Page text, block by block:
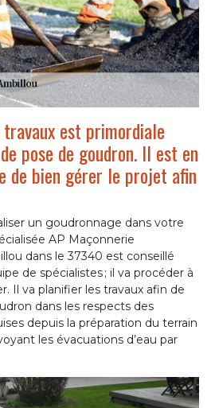
est primordiale
pose de goudron. Il est en
de bien gérer le projet afin
un goudronnage dans votre
AP Maçonnerie
dans le 37340 est conseillé
de spécialistes ; il va procéder à
Il va planifier les travaux afin de
dans les respects des
depuis la préparation du terrain
les évacuations d’eau par